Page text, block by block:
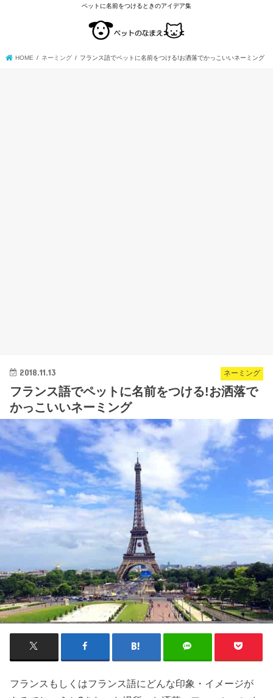
ペットに名前をつけるときのアイデア集
HOME ネーミング フランス語でペットに名前をつける!お洒落でかっこいいネーミング
ネーミング
2018.11.13
フランス語でペットに名前をつける!お洒落で
かっこいいネーミング
フランスもしくはフランス語にどんな印象・イメージが